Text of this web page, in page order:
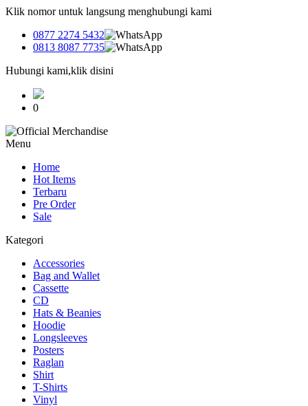
Klik nomor untuk langsung menghubungi kami
0877 2274 5432
0813 8087 7735
Hubungi kami,klik disini
0
Menu
Home
Hot Items
Terbaru
Pre Order
Sale
Kategori
Accessories
Bag and Wallet
Cassette
CD
Hats & Beanies
Hoodie
Longsleeves
Posters
Raglan
Shirt
T-Shirts
Vinyl